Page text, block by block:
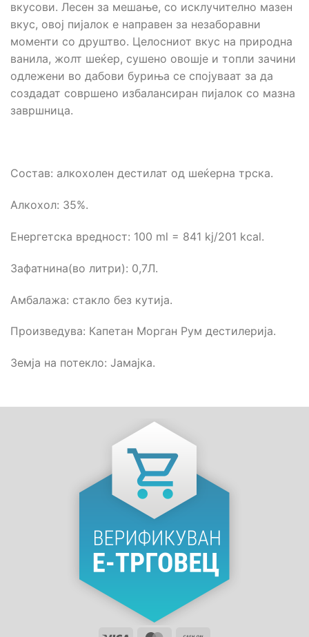
вкусови. Лесен за мешање, со исклучително мазен
вкус, овој пијалок е направен за незаборавни
моменти со друштво. Целосниот вкус на природна
ванила, жолт шеќер, сушено овошје и топли зачини
одлежени во дабови буриња се спојуваат за да
создадат совршено избалансиран пијалок со мазна
завршница.
Состав: алкохолен дестилат од шеќерна трска.
Алкохол: 35%.
Енергетска вредност: 100 ml = 841 kj/201 kcal.
Зафатнина(во литри): 0,7Л.
Амбалажа: стакло без кутија.
Произведува: Капетан Морган Рум дестилерија.
Земја на потекло: Јамајка.